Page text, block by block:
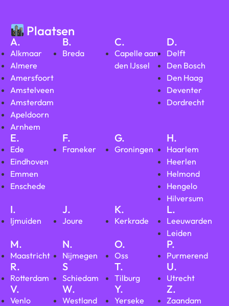
Plaatsen
A.
Alkmaar
Almere
Amersfoort
Amstelveen
Amsterdam
Apeldoorn
Arnhem
B.
Breda
C.
Capelle aan
den IJssel
D.
Delft
Den Bosch
Den Haag
Deventer
Dordrecht
E.
Ede
Eindhoven
Emmen
Enschede
F.
Franeker
G.
Groningen
H.
Haarlem
Heerlen
Helmond
Hengelo
Hilversum
I.
Ijmuiden
J.
Joure
K.
Kerkrade
L.
Leeuwarden
Leiden
M.
Maastricht
N.
Nijmegen
O.
Oss
P.
Purmerend
R.
Rotterdam
S
Schiedam
T.
Tilburg
U.
Utrecht
V.
Venlo
W.
Westland
Y.
Yerseke
Z.
Zaandam